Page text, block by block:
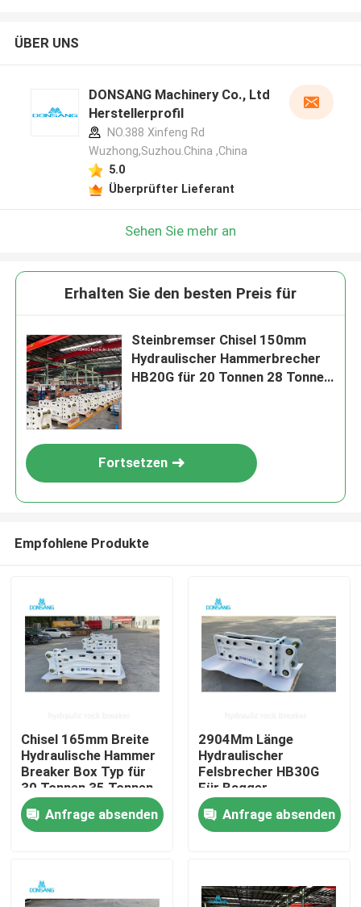
Haus
VR Show
ÜBER UNS
DONSANG Machinery Co., Ltd
Herstellerprofil
NO.388 Xinfeng Rd
Wuzhong,Suzhou.China ,China
5.0
Überprüfter Lieferant
Sehen Sie mehr an
Erhalten Sie den besten Preis für
Steinbremser Chisel 150mm
Hydraulischer Hammerbrecher
HB20G für 20 Tonnen 28 Tonnen
Fortsetzen
Empfohlene Produkte
Chisel 165mm Breite
Hydraulische Hammer
Breaker Box Typ für
30 Tonnen 35 Tonnen
40 Tonnen Bagger
Anfrage absenden
2904Mm Länge
Hydraulischer
Felsbrecher HB30G
Für Bagger
Schlagkraft 5250 J
Anfrage absenden